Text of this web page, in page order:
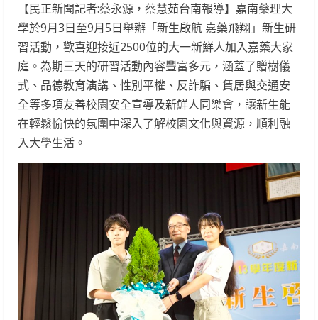
【民正新聞記者:蔡永源，蔡慧茹台南報導】嘉南藥理大
學於9月3日至9月5日舉辦「新生啟航 嘉藥飛翔」新生研
習活動，歡喜迎接近2500位的大一新鮮人加入嘉藥大家
庭。為期三天的研習活動內容豐富多元，涵蓋了贈樹儀
式、品德教育演講、性別平權、反詐騙、賃居與交通安
全等多項友善校園安全宣導及新鮮人同樂會，讓新生能
在輕鬆愉快的氛圍中深入了解校園文化與資源，順利融
入大學生活。